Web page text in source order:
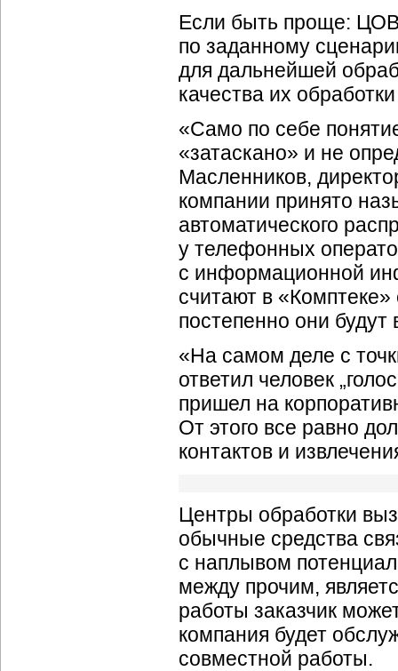
Если быть проще: ЦОВ
по заданному
для дальнейшей
качества их
«Само по себе
«затаскано» и не
Масленников,
компании принято
автоматического
у телефонных
с информационной
считают в
постепенно они будут
«На самом деле с
ответил человек
пришел на
От этого все равно
контактов и
Центры обработки
обычные средства
с наплывом
между прочим,
работы заказчик
компания будет
совместной работы.